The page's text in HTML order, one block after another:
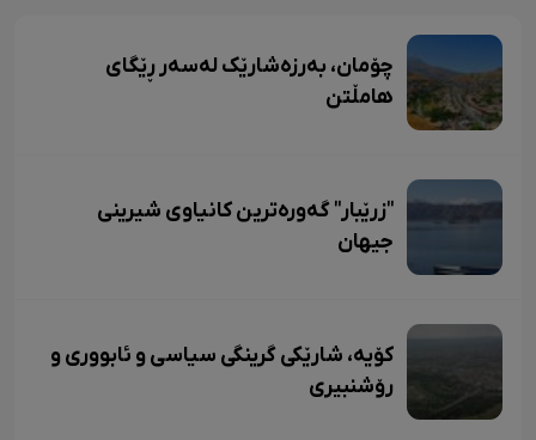
چۆمان، بەرزەشارێک لەسەر ڕێگای
هامڵتن
"زرێبار" گەورەترین کانیاوی شیرینی
جیهان
کۆیە، شارێکی گرینگی سیاسی و ئابووری و
رۆشنبیری